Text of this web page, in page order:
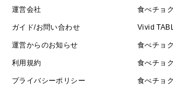
運営会社
ガイド/お問い合わせ
運営からのお知らせ
利用規約
プライバシーポリシー
食べチョ
Vivid
食べチョ
食べチョ
食べチョ